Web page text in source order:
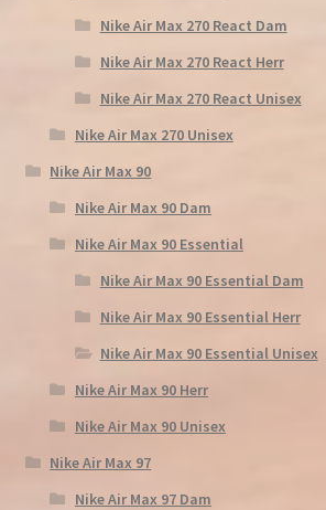
Nike Air Max 270 React Dam
Nike Air Max 270 React Herr
Nike Air Max 270 React Unisex
Nike Air Max 270 Unisex
Nike Air Max 90
Nike Air Max 90 Dam
Nike Air Max 90 Essential
Nike Air Max 90 Essential Dam
Nike Air Max 90 Essential Herr
Nike Air Max 90 Essential Unisex
Nike Air Max 90 Herr
Nike Air Max 90 Unisex
Nike Air Max 97
Nike Air Max 97 Dam